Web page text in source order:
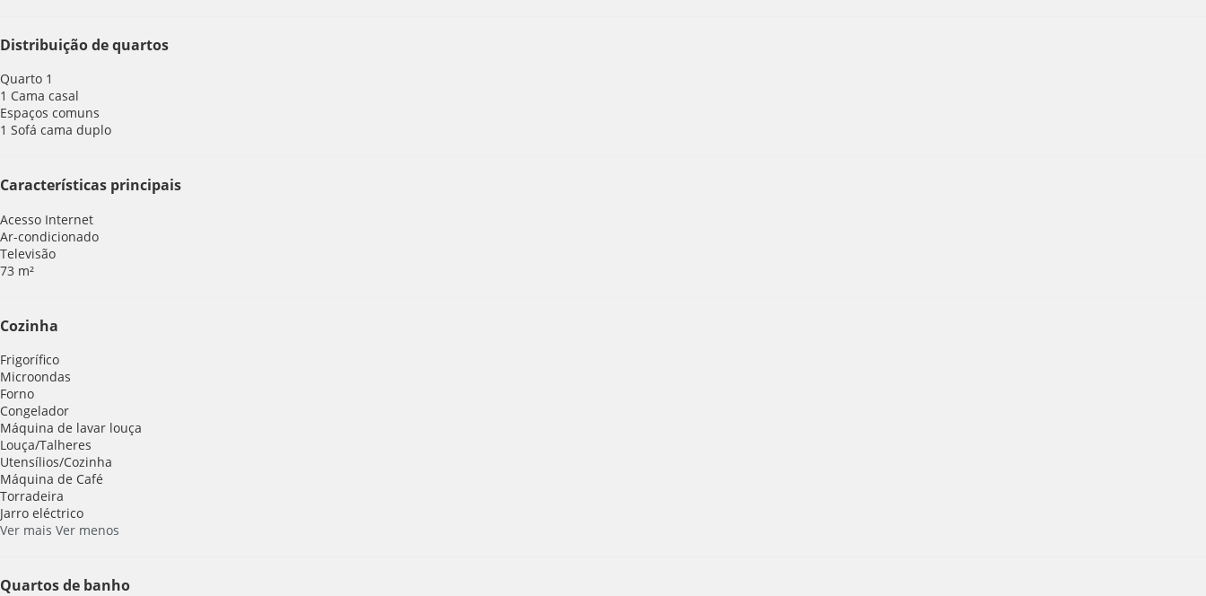
Distribuição de quartos
Quarto 1
1 Cama casal
Espaços comuns
1 Sofá cama duplo
Características principais
Acesso Internet
Ar-condicionado
Televisão
73 m²
Cozinha
Frigorífico
Microondas
Forno
Congelador
Máquina de lavar louça
Louça/Talheres
Utensílios/Cozinha
Máquina de Café
Torradeira
Jarro eléctrico
Ver mais Ver menos
Quartos de banho